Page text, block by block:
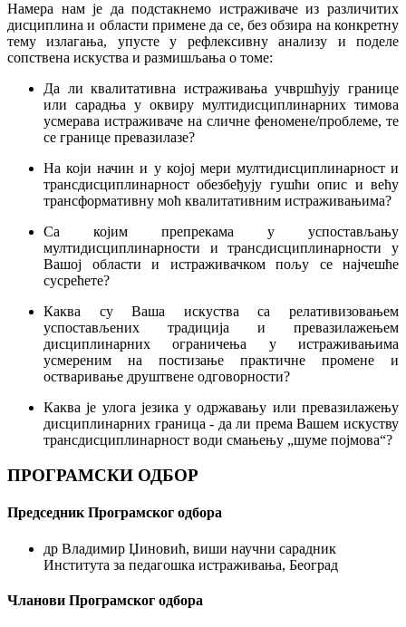
Намера нам је да подстакнемо истраживаче из различитих
дисциплина и области примене да се, без обзира на конкретну
тему излагања, упусте у рефлексивну анализу и поделе
сопствена искуства и размишљања о томе:
Да ли квалитативна истраживања учвршћују границе
или сарадња у оквиру мултидисциплинарних тимова
усмерава истраживаче на сличне феномене/проблеме, те
се границе превазилазе?
На који начин и у којој мери мултидисциплинарност и
трансдисциплинарност обезбеђују гушћи опис и већу
трансформативну моћ квалитативним истраживањима?
Са којим препрекама у успостављању
мултидисциплинарности и трансдисциплинарности у
Вашој области и истраживачком пољу се најчешће
сусрећете?
Каква су Ваша искуства са релативизовањем
успостављених традиција и превазилажењем
дисциплинарних ограничења у истраживањима
усмереним на постизање практичне промене и
остваривање друштвене одговорности?
Каква је улога језика у одржавању или превазилажењу
дисциплинарних граница - да ли према Вашем искуству
трансдисциплинарност води смањењу „шуме појмова“?
ПРОГРАМСКИ ОДБОР
Председник Програмског одбора
др Владимир Џиновић, виши научни сарадник
Института за педагошка истраживања, Београд
Чланови Програмског одбора